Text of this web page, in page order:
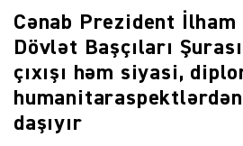
Cənab Prezident
Dövlət Başçıları
çıxışı həm siyasi,
daşıyır